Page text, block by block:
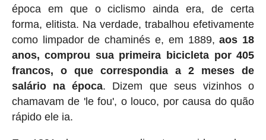
época em que o ciclismo ainda era, de certa
forma, elitista. Na verdade, trabalhou efetivamente
como limpador de chaminés e, em 1889,aos 18
anos, comprou sua primeira bicicleta por 405
francos, o que correspondia a 2 meses de
salário na época. Dizem que seus vizinhos o
chamavam de 'le fou', o louco, por causa do quão
rápido ele ia.